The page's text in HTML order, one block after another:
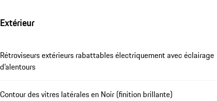
Extérieur
Rétroviseurs extérieurs rabattables électriquement avec éclairage
d’alentours
Contour des vitres latérales en Noir (finition brillante)